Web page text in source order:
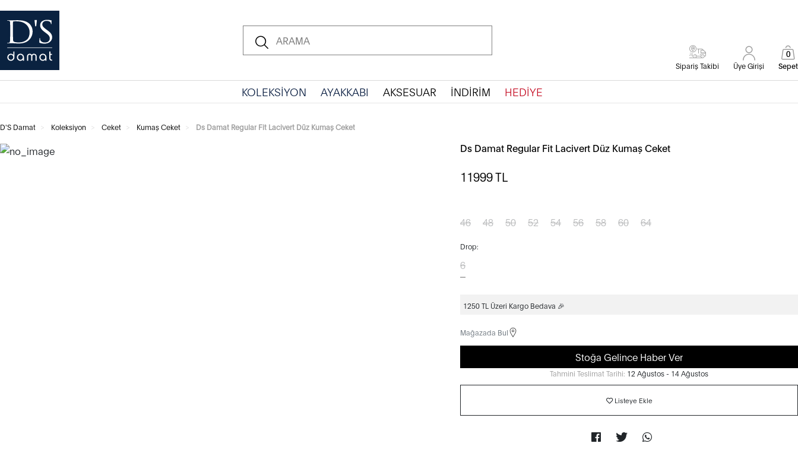
Sipariş Takibi Üye Girişi Sepet
0
KOLEKSİYON AYAKKABI AKSESUAR İNDİRİM HEDİYE
D'S Damat Koleksiyon Ceket Kumaş Ceket Ds Damat Regular Fit Lacivert Düz Kumaş Ceket
Ds Damat Regular Fit Lacivert Düz Kumaş Ceket
11999TL
46 48 50 52 54 56 58 60 64
Drop:
6
1250 TL Üzeri Kargo Bedava 🎉
Mağazada Bul
Stoğa Gelince Haber Ver
Tahmini Teslimat Tarihi: 12 Ağustos - 14 Ağustos
Listeye Ekle